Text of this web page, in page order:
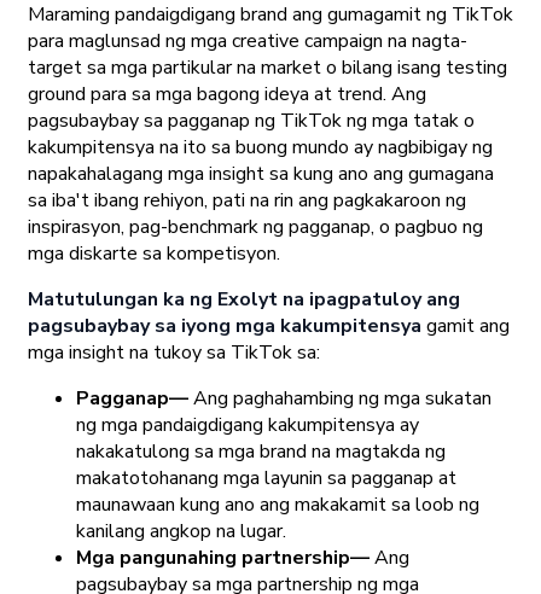
Maraming pandaigdigang brand ang gumagamit ng TikTok
para maglunsad ng mga creative campaign na nagta-
target sa mga partikular na market o bilang isang testing
ground para sa mga bagong ideya at trend. Ang
pagsubaybay sa pagganap ng TikTok ng mga tatak o
kakumpitensya na ito sa buong mundo ay nagbibigay ng
napakahalagang mga insight sa kung ano ang gumagana
sa iba't ibang rehiyon, pati na rin ang pagkakaroon ng
inspirasyon, pag-benchmark ng pagganap, o pagbuo ng
mga diskarte sa kompetisyon.
Matutulungan ka ng Exolyt na ipagpatuloy ang
pagsubaybay sa iyong mga kakumpitensya gamit ang
mga insight na tukoy sa TikTok sa:
Pagganap—Ang paghahambing ng mga sukatan
ng mga pandaigdigang kakumpitensya ay
nakakatulong sa mga brand na magtakda ng
makatotohanang mga layunin sa pagganap at
maunawaan kung ano ang makakamit sa loob ng
kanilang angkop na lugar.
Mga pangunahing partnership—Ang
pagsubaybay sa mga partnership ng mga